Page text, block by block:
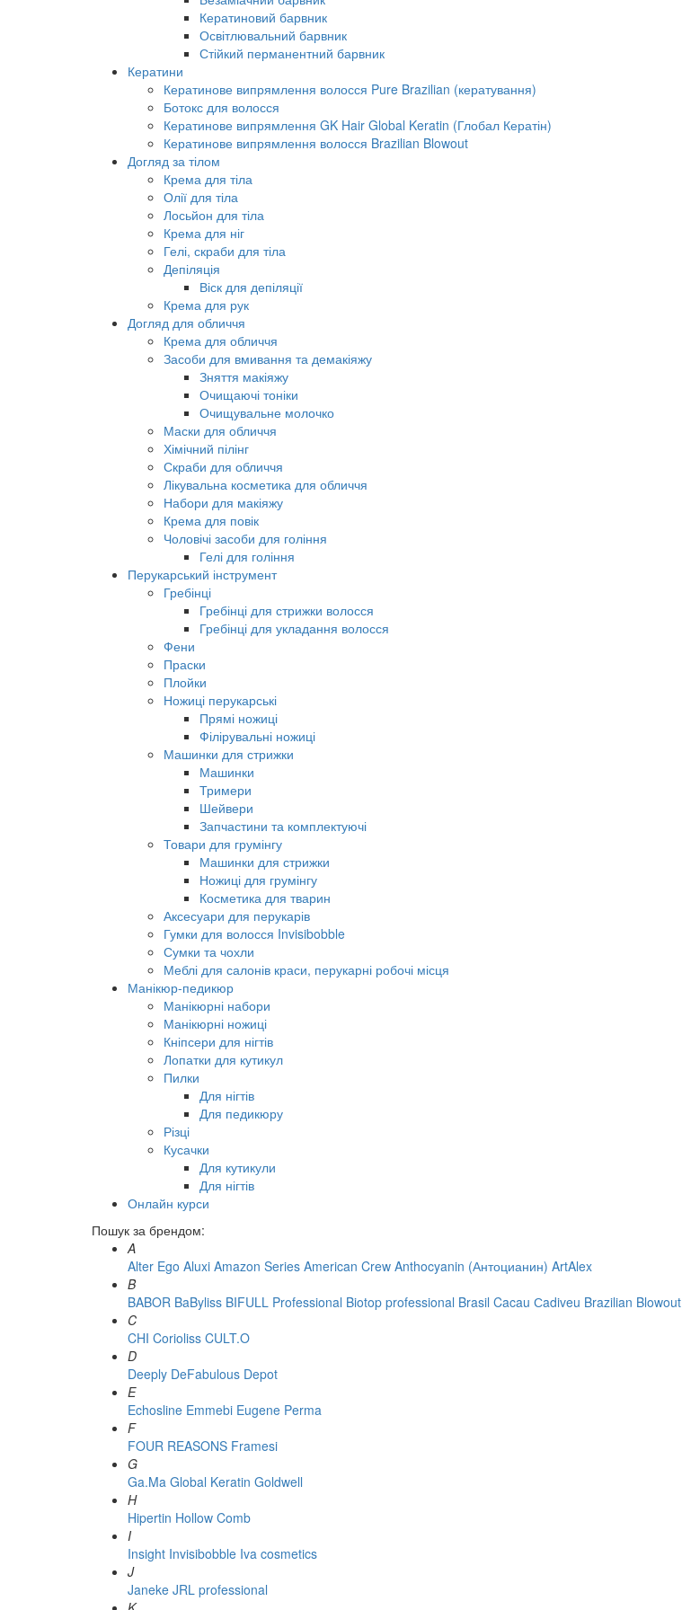
Кератиновий барвник
Освітлювальний барвник
Стійкий перманентний барвник
Кератини
Кератинове випрямлення волосся Pure Brazilian (кератування)
Ботокс для волосся
Кератинове випрямлення GK Hair Global Keratin (Глобал Кератін)
Кератинове випрямлення волосся Brazilian Blowout
Догляд за тілом
Крема для тіла
Олії для тіла
Лосьйон для тіла
Крема для ніг
Гелі, скраби для тіла
Депіляція
Віск для депіляції
Крема для рук
Догляд для обличчя
Крема для обличчя
Засоби для вмивання та демакіяжу
Зняття макіяжу
Очищаючі тоніки
Очищувальне молочко
Маски для обличчя
Хімічний пілінг
Скраби для обличчя
Лікувальна косметика для обличчя
Набори для макіяжу
Крема для повік
Чоловічі засоби для гоління
Гелі для гоління
Перукарський інструмент
Гребінці
Гребінці для стрижки волосся
Гребінці для укладання волосся
Фени
Праски
Плойки
Ножиці перукарські
Прямі ножиці
Філірувальні ножиці
Машинки для стрижки
Машинки
Тримери
Шейвери
Запчастини та комплектуючі
Товари для грумінгу
Машинки для стрижки
Ножиці для грумінгу
Косметика для тварин
Аксесуари для перукарів
Гумки для волосся Invisibobble
Сумки та чохли
Меблі для салонів краси, перукарні робочі місця
Манікюр-педикюр
Манікюрні набори
Манікюрні ножиці
Кніпсери для нігтів
Лопатки для кутикул
Пилки
Для нігтів
Для педикюру
Різці
Кусачки
Для кутикули
Для нігтів
Онлайн курси
Пошук за брендом:
A
Alter Ego Aluxi Amazon Series American Crew Anthocyanin (Антоцианин) ArtAlex
B
BABOR BaByliss BIFULL Professional Biotop professional Brasil Cacau Сadiveu Brazilian Blowout
C
CHI Corioliss CULT.O
D
Deeply DeFabulous Depot
E
Echosline Emmebi Eugene Perma
F
FOUR REASONS Framesi
G
Ga.Ma Global Keratin Goldwell
H
Hipertin Hollow Comb
I
Insight Invisibobble Iva cosmetics
J
Janeke JRL professional